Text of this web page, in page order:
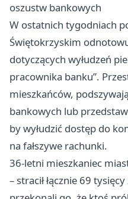
oszustw bankowych
W ostatnich tygodniach
Świętokrzyskim
dotyczących wyłudzeń
pracownika banku”.
mieszkańców,
bankowych lub
by wyłudzić dostęp do
na fałszywe rachunki.
36-letni mieszkaniec
– stracił łącznie 69